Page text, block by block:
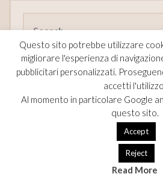
Questo sito potrebbe utilizzare
migliorare l'esperienza di
pubblicitari personalizzati.
accetti
Al momento in particolare Google
questo sito.
Accept
Reject
Read More